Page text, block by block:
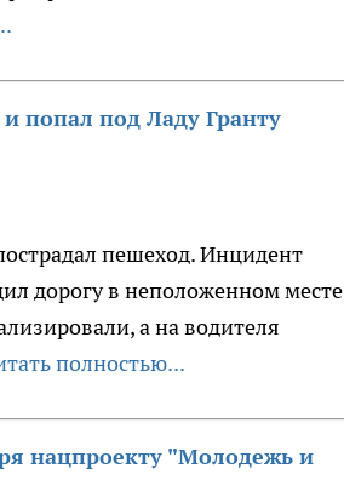
попал под Ладу Гранту
пешеход. Инцидент
дорогу в неположенном месте
а на водителя
полностью...
нацпроекту "Молодежь и